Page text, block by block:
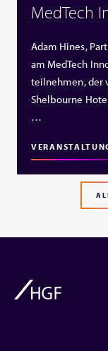
MedTech
Adam Hines,
am MedTech
teilnehmen, der
Shelbourne
…